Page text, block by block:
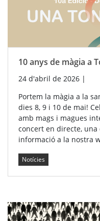
10 anys de màgia a
24 d'abril de 2026 |
Portem la màgia a la
dies 8, 9 i 10 de mai!
amb mags i magues
concert en directe,
informació a la nostra
Notícies